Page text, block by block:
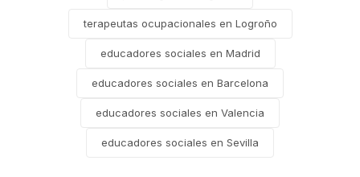
terapeutas ocupacionales en Logroño
educadores sociales en Madrid
educadores sociales en Barcelona
educadores sociales en Valencia
educadores sociales en Sevilla